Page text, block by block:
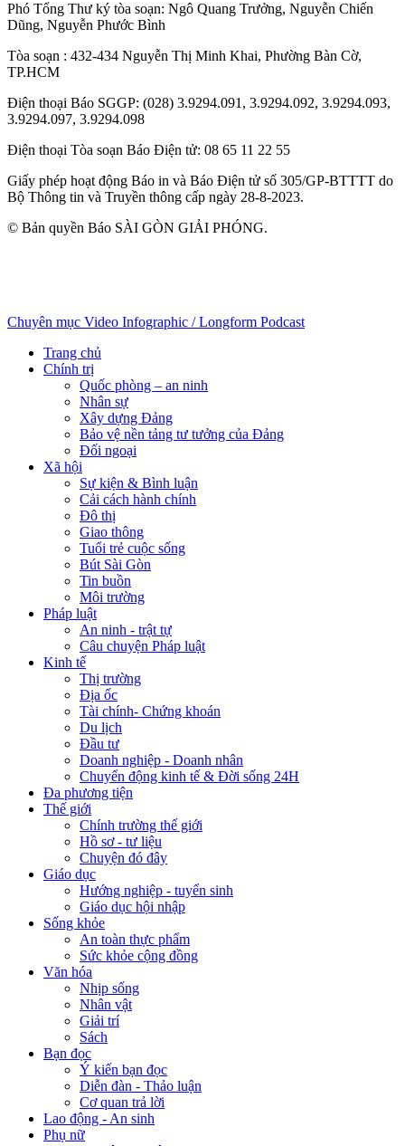
Phó Tổng Thư ký tòa soạn: Ngô Quang Trưởng, Nguyễn Chiến
Dũng, Nguyễn Phước Bình
Tòa soạn : 432-434 Nguyễn Thị Minh Khai, Phường Bàn Cờ,
TP.HCM
Điện thoại Báo SGGP: (028) 3.9294.091, 3.9294.092, 3.9294.093,
3.9294.097, 3.9294.098
Điện thoại Tòa soạn Báo Điện tử: 08 65 11 22 55
Giấy phép hoạt động Báo in và Báo Điện tử số 305/GP-BTTTT do
Bộ Thông tin và Truyền thông cấp ngày 28-8-2023.
© Bản quyền Báo SÀI GÒN GIẢI PHÓNG.
Chuyên mục Video Infographic / Longform Podcast
Trang chủ
Chính trị
Quốc phòng – an ninh
Nhân sự
Xây dựng Đảng
Bảo vệ nền tảng tư tưởng của Đảng
Đối ngoại
Xã hội
Sự kiện & Bình luận
Cải cách hành chính
Đô thị
Giao thông
Tuổi trẻ cuộc sống
Bút Sài Gòn
Tin buồn
Môi trường
Pháp luật
An ninh - trật tự
Câu chuyện Pháp luật
Kinh tế
Thị trường
Địa ốc
Tài chính- Chứng khoán
Du lịch
Đầu tư
Doanh nghiệp - Doanh nhân
Chuyển động kinh tế & Đời sống 24H
Đa phương tiện
Thế giới
Chính trường thế giới
Hồ sơ - tư liệu
Chuyện đó đây
Giáo dục
Hướng nghiệp - tuyển sinh
Giáo dục hội nhập
Sống khỏe
An toàn thực phẩm
Sức khỏe cộng đồng
Văn hóa
Nhịp sống
Nhân vật
Giải trí
Sách
Bạn đọc
Ý kiến bạn đọc
Diễn đàn - Thảo luận
Cơ quan trả lời
Lao động - An sinh
Phụ nữ